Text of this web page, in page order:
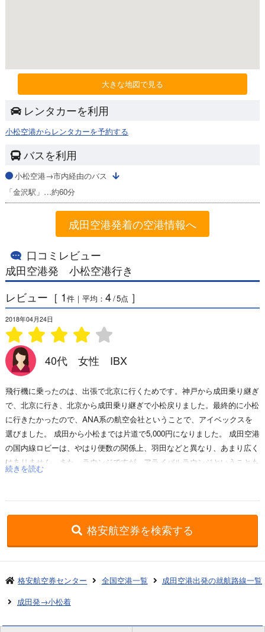
大きな地図で見る
レンタカーを利用
小松空港からレンタカーを予約する
バスを利用
小松空港→市内経由のバス
「金沢駅」…約60分
成田空港発着の空港情報へ
口コミレビュー
成田空港発 小松空港行き
レビュー［ 1件｜平均：4/5点 ］
2018年04月24日
40代 女性 IBX
飛行機に乗ったのは、出張で北京に行くためです。神戸から成田乗り継ぎ
で、北京に行き、北京から成田乗り継ぎで小松戻りました。最終的に小松
に行きたかったので、ANA系の航空会社ということで、アイベックスを
選びました。 成田から小松までは片道で5,000円になりました。 成田空港
の国内線ロビーは、やはり便数の関係上、羽田などと異なり、あまり広く
はありません。また、ラウンジですが、アライバルラウンジということも
あり、とても混んでおりました。軽食も用意されているので、それはとて
かすると座席の確保ができずにラウンジの利用ができない可能性があると
いうことも、念頭に置いておかれる方がよいかと思います。 また、搭乗
口から飛行機まではバスの移動になります。 アイベックスの機内はあま
り広くはありませんでした。 機内からは夜だったので何も見えませんで
したが、グランドスタッフの方から伺いましたが、お昼だと富士山が見え
るそうです。富士山の見える座席も教えてくださいます。 CAさん達は感
続きを読む
格安航空券を検索する
格安航空券センター 全国空港一覧
成田空港出発の就航路線一覧
成田発→小松着